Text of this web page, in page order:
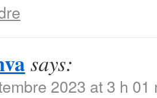
says:
2023 at 3 h 01